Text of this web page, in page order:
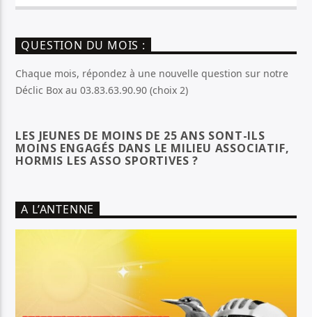
QUESTION DU MOIS :
Chaque mois, répondez à une nouvelle question sur notre
Déclic Box au 03.83.63.90.90 (choix 2)
LES JEUNES DE MOINS DE 25 ANS SONT-ILS
MOINS ENGAGÉS DANS LE MILIEU ASSOCIATIF,
HORMIS LES ASSO SPORTIVES ?
A L’ANTENNE